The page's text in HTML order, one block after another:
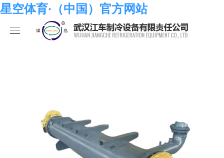
星空体育·（中国）官方网站
星空体育·（中国）官方网站
化工系列
空调系列
星空体育·（中国）官方网站
荣誉资质
星空体育·（中国）官方网站
星空体育·（中国）官方网站